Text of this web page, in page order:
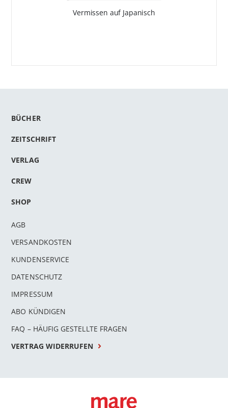
Vermissen auf Japanisch
BÜCHER
ZEITSCHRIFT
VERLAG
CREW
SHOP
AGB
VERSANDKOSTEN
KUNDENSERVICE
DATENSCHUTZ
IMPRESSUM
ABO KÜNDIGEN
FAQ – HÄUFIG GESTELLTE FRAGEN
VERTRAG WIDERRUFEN